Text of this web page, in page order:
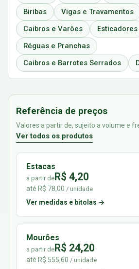
Biribas
Vigas e Travamentos
Caibros e Varões
Esticadores
Réguas e Pranchas
Caibros e Barrotes Serrados
Referência de preços
Valores a partir de, sujeito a volume e
Ver todos os produtos
Estacas
a partir deR$ 4,20
até R$ 78,00 / unidade
Ver medidas e bitolas →
Mourões
a partir deR$ 24,20
até R$ 555,60 / unidade